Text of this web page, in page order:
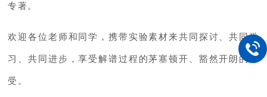
专著。
欢迎各位老师和同学，携带实验素材来共同探讨、共同学
习、共同进步，享受解谱过程的茅塞顿开、豁然开朗的感
受。